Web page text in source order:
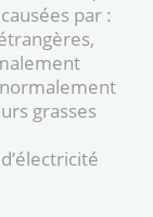
par :
grasses